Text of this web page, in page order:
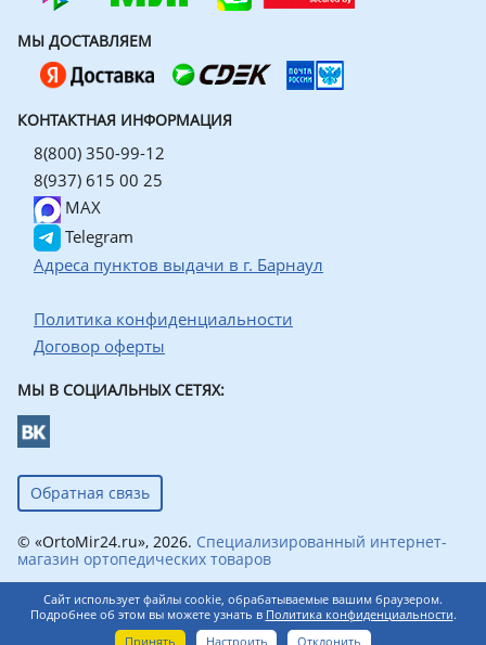
МЫ ДОСТАВЛЯЕМ
КОНТАКТНАЯ ИНФОРМАЦИЯ
8(800) 350-99-12
8(937) 615 00 25
MAX
Telegram
Адреса пунктов выдачи в г. Барнаул
Политика конфиденциальности
Договор оферты
МЫ В СОЦИАЛЬНЫХ СЕТЯХ:
Обратная связь
© «OrtoMir24.ru», 2026. Специализированный интернет-
магазин ортопедических товаров
Сайт использует файлы cookie, обрабатываемые вашим браузером.
Подробнее об этом вы можете узнать в Политика конфиденциальности.
Принять
Настроить Отклонить
0